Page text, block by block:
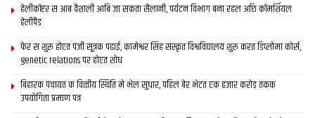
SEPTEMBER 2, 2020
मिथिला’क मखान या बिहार’क जी आई टैग बला मखान?
हेलीकॉप्टर स आब वैशाली आबि जा सकता सैलानी, पर्यटन विभाग बना रहल अछि कॉमर्शियल
हेलीपैड
फेर स शुरू होएत पंजी सूत्रक पढाई, कामेश्वर सिंह संस्कृत विश्वविद्यालय शुरू करत डिप्लोमा कोर्स,
genetic relations पर होएत शोध
बिहारक पंचायत क वित्‍तीय स्थिति मे भेल सुधार, पहिल बेर भेटत एक हजार करोड़ तकक
उपयोगिता प्रमाण पत्र